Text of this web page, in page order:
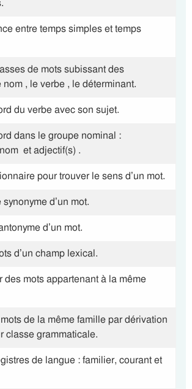
entre temps simples et temps
de mots subissant des
, le verbe , le déterminant.
du verbe avec son sujet.
dans le groupe nominal :
et adjectif(s) .
pour trouver le sens d’un mot.
d’un mot.
d’un mot.
d’un champ lexical.
des mots appartenant à la même
de la même famille par dérivation
classe grammaticale.
de langue : familier, courant et